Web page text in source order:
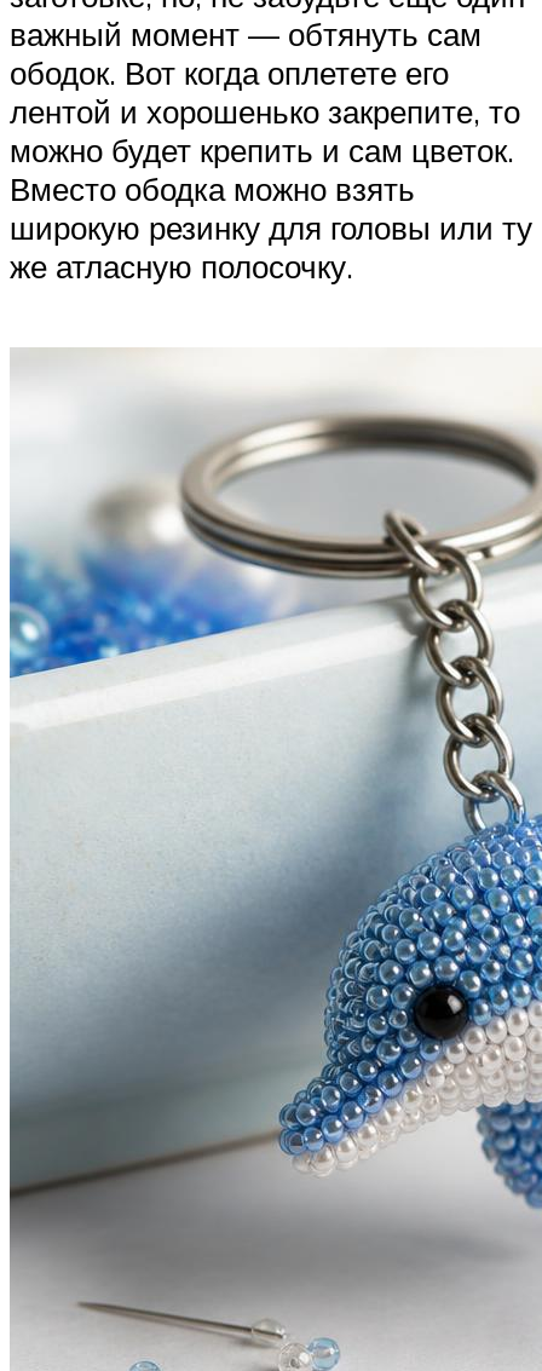
важный момент — обтянуть сам
ободок. Вот когда оплетете его
лентой и хорошенько закрепите, то
можно будет крепить и сам цветок.
Вместо ободка можно взять
широкую резинку для головы или ту
же атласную полосочку.